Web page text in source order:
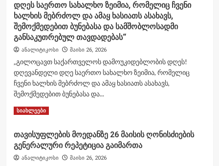
ირაკლი
ჩიქოვანი:
„ეროვნულ
ინტერესებზე
დაფუძნებული
პოლიტიკის
წარმოება,
თანამედროვე
რეალობაში
გადამწყვეტია
სუვერენული
მომავლის
დღეს საერთო სახალხო ზეიმია, რომელიც ჩვენი
ხალხის მებრძოლ და ამაყ ხასიათს ასახავს,
შემოქმედებით ბუნებასა და სამშობლოსადმი
განსაკუთრებულ თავდადებას“
ანალიტიკოსი მაისი 26, 2026
„გილოცავთ საქართველოს დამოუკიდებლობის დღეს!
დღევანდელი დღე საერთო სახალხო ზეიმია, რომელიც
ჩვენი ხალხის მებრძოლ და ამაყ ხასიათს ასახავს,
შემოქმედებით ბუნებასა და...
Read MoreRead
დღეს
საერთო
სახალხო
სიახლეები
თავისუფლების მოედანზე 26 მაისის ღონისძიების
გენერალური რეპეტიცია გაიმართა
ანალიტიკოსი მაისი 26, 2026